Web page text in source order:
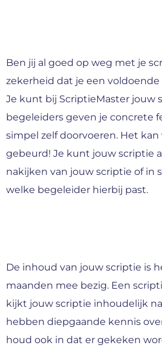
Ben jij al goed op weg met je
zekerheid dat je een voldoende
Je kunt bij ScriptieMaster jouw
begeleiders geven je concrete
simpel zelf doorvoeren. Het
gebeurd! Je kunt jouw scriptie
nakijken van jouw scriptie of in
welke begeleider hierbij past.
De inhoud van jouw scriptie is
maanden mee bezig. Een
kijkt jouw scriptie inhoudelijk
hebben diepgaande kennis
houd ook in dat er gekeken